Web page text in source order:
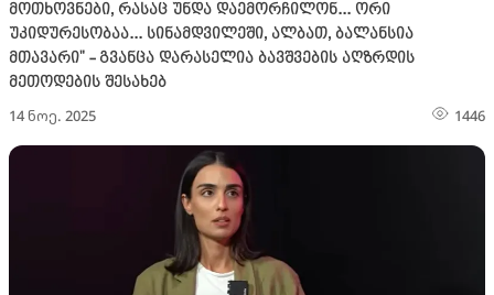
მოთხოვნები, რასაც უნდა დაემორჩილონ... ორი
უკიდურესობაა... სინამდვილეში, ალბათ, ბალანსია
მთავარი" - გვანცა დარასელია ბავშვების აღზრდის
მეთოდების შესახებ
14 ნოე. 2025 1446